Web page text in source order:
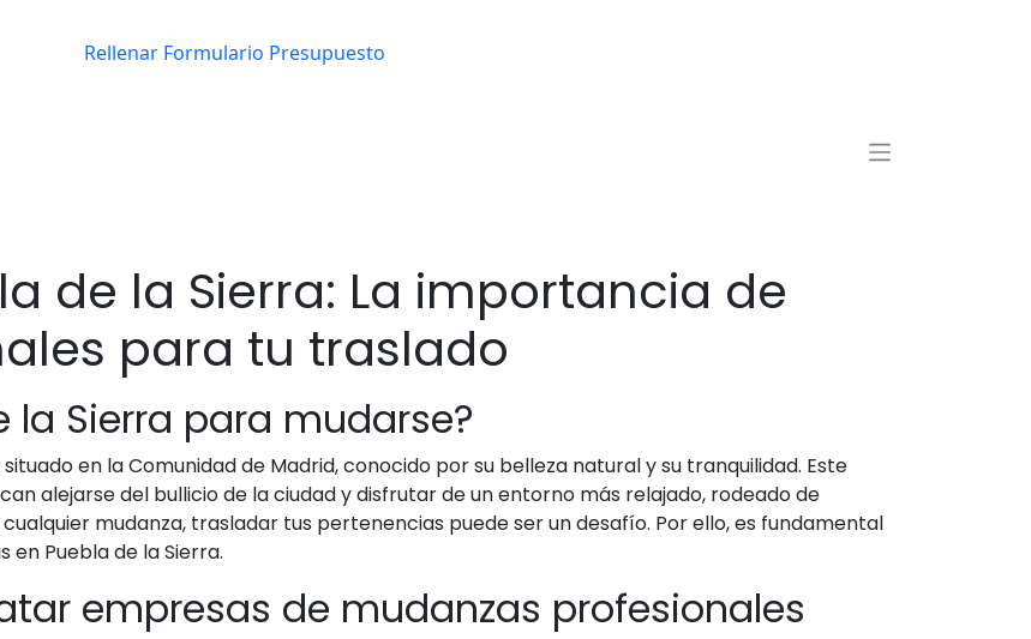
de la Sierra: La importancia de
para tu traslado
la Sierra para mudarse?
en la Comunidad de Madrid, conocido por su belleza natural y su tranquilidad. Este
alejarse del bullicio de la ciudad y disfrutar de un entorno más relajado, rodeado de
mudanza, trasladar tus pertenencias puede ser un desafío. Por ello, es fundamental
Puebla de la Sierra.
empresas de mudanzas profesionales